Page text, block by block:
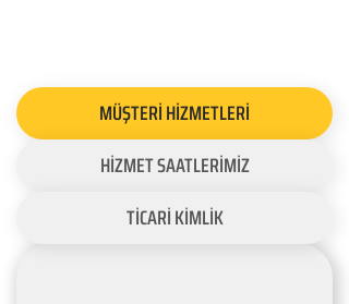
MÜŞTERİ HİZMETLERİ
HİZMET SAATLERİMİZ
TİCARİ KİMLİK